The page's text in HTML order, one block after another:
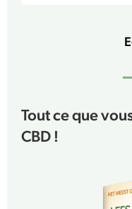
Tout ce que
CBD !